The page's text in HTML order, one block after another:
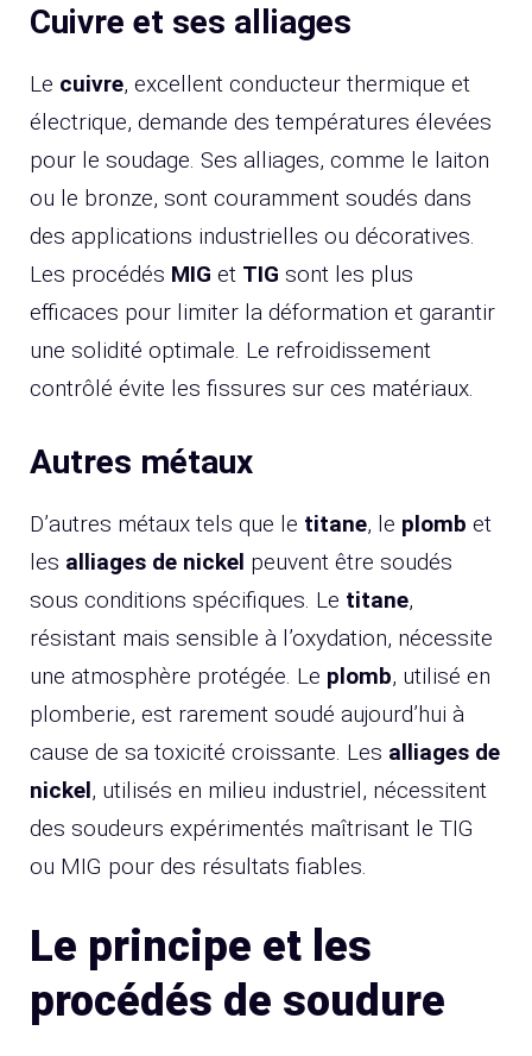
Cuivre et ses alliages
Le cuivre, excellent conducteur thermique et
électrique, demande des températures élevées
pour le soudage. Ses alliages, comme le laiton
ou le bronze, sont couramment soudés dans
des applications industrielles ou décoratives.
Les procédés MIG et TIG sont les plus
efficaces pour limiter la déformation et garantir
une solidité optimale. Le refroidissement
contrôlé évite les fissures sur ces matériaux.
Autres métaux
D’autres métaux tels que le titane, le plomb et
les alliages de nickel peuvent être soudés
sous conditions spécifiques. Le titane,
résistant mais sensible à l’oxydation, nécessite
une atmosphère protégée. Le plomb, utilisé en
plomberie, est rarement soudé aujourd’hui à
cause de sa toxicité croissante. Les alliages de
nickel, utilisés en milieu industriel, nécessitent
des soudeurs expérimentés maîtrisant le TIG
ou MIG pour des résultats fiables.
Le principe et les
procédés de soudure